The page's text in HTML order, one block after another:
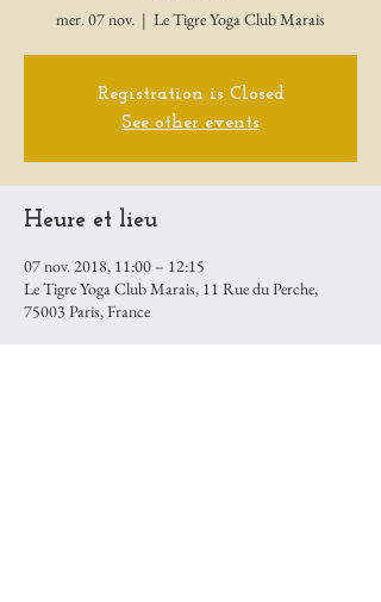
mer. 07 nov.
  |
Le Tigre Yoga Club Marais
Registration is Closed
See other events
Heure et lieu
07 nov. 2018, 11:00 – 12:15
Le Tigre Yoga Club Marais, 11 Rue du Perche,
75003 Paris, France